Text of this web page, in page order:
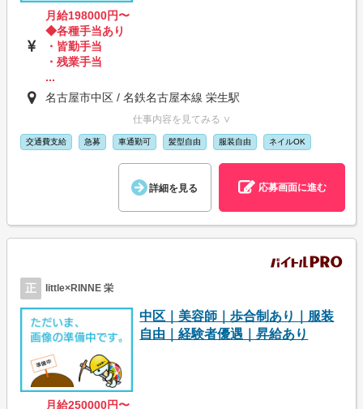
月給198000円〜
◆各種手当あり
・皆勤手当
・残業手当
...
名古屋市中区 / 名鉄名古屋本線 栄生駅
仕事内容を見てみる ∨
交通費支給 急募 車通勤可 髪型自由 服装自由 ネイルOK
詳細を見る 応募画面に進む
正 little×RINNE 栄
中区｜美容師｜歩合制あり｜服装
自由｜経験者優遇｜昇給あり
月給250000円〜